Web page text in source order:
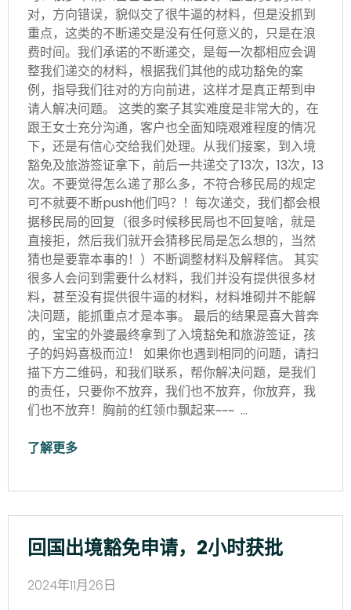
对，方向错误，貌似交了很牛逼的材料，但是没抓到
重点，这类的不断递交是没有任何意义的，只是在浪
费时间。我们承诺的不断递交，是每一次都相应会调
整我们递交的材料，根据我们其他的成功豁免的案
例，指导我们往对的方向前进，这样才是真正帮到申
请人解决问题。 这类的案子其实难度是非常大的，在
跟王女士充分沟通，客户也全面知晓艰难程度的情况
下，还是有信心交给我们处理。从我们接案，到入境
豁免及旅游签证拿下，前后一共递交了13次，13次，13
次。不要觉得怎么递了那么多，不符合移民局的规定
可不就要不断push他们吗？！每次递交，我们都会根
据移民局的回复（很多时候移民局也不回复啥，就是
直接拒，然后我们就开会猜移民局是怎么想的，当然
猜也是要靠本事的！）不断调整材料及解释信。 其实
很多人会问到需要什么材料，我们并没有提供很多材
料，甚至没有提供很牛逼的材料，材料堆砌并不能解
决问题，能抓重点才是本事。 最后的结果是喜大普奔
的，宝宝的外婆最终拿到了入境豁免和旅游签证，孩
子的妈妈喜极而泣！ 如果你也遇到相同的问题，请扫
描下方二维码，和我们联系，帮你解决问题，是我们
的责任，只要你不放弃，我们也不放弃，你放弃，我
们也不放弃！胸前的红领巾飘起来~~~ …
了解更多
回国出境豁免申请，2小时获批
2024年11月26日